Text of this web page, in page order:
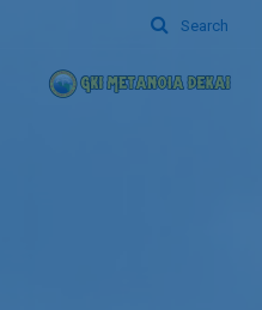
Search